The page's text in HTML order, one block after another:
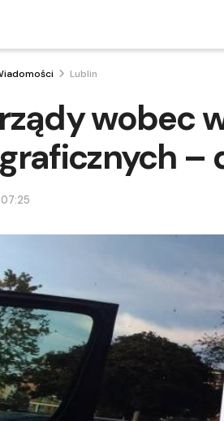
Lublin
wobec
–